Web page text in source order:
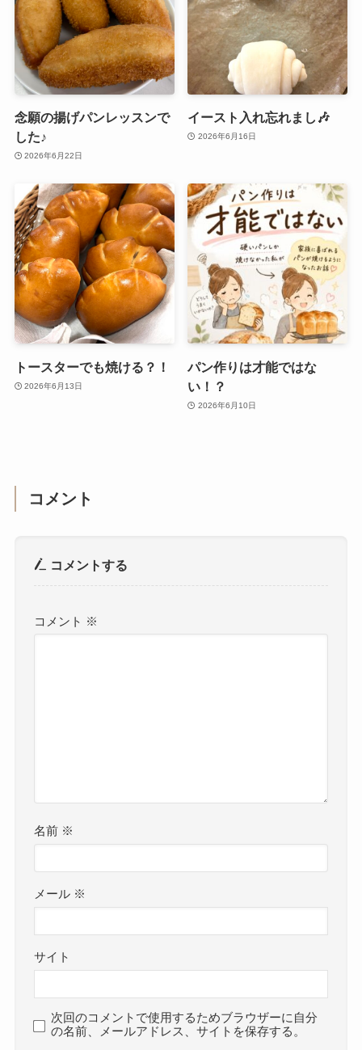
念願の揚げパンレッスンで
した♪
2026年6月22日
イースト入れ忘れまし🎶
2026年6月16日
トースターでも焼ける？！
2026年6月13日
パン作りは才能ではな
い！？
2026年6月10日
コメント
コメントする
コメント ※
名前 ※
メール ※
サイト
次回のコメントで使用するためブラウザーに自分
の名前、メールアドレス、サイトを保存する。